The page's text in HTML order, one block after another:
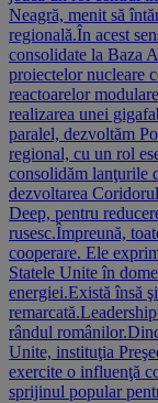
Neagră, menit să
regională.În acest
consolidate la Baza
proiectelor nucleare
reactoarelor
realizarea unei
paralel, dezvoltăm
regional, cu un rol
consolidăm lanţurile
dezvoltarea
Deep, pentru
rusesc.Împreună,
cooperare. Ele
Statele Unite în
energiei.Există însă
rândul
Unite, instituţia
exercite o influenţă
sprijinul popular